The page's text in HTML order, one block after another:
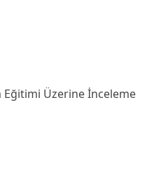
Eğitimi Üzerine İnceleme